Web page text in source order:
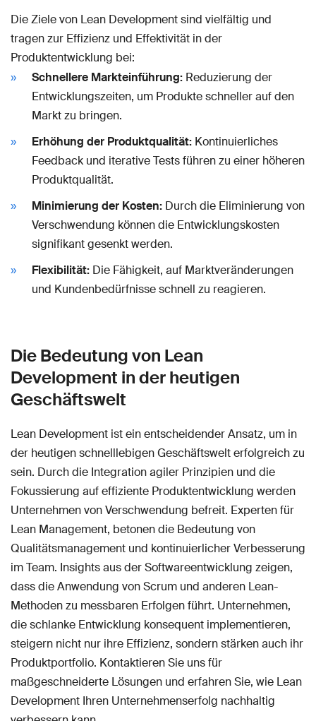
Die Ziele von Lean Development sind vielfältig und
tragen zur Effizienz und Effektivität in der
Produktentwicklung bei:
Schnellere Markteinführung: Reduzierung der
Entwicklungszeiten, um Produkte schneller auf den
Markt zu bringen.
Erhöhung der Produktqualität: Kontinuierliches
Feedback und iterative Tests führen zu einer höheren
Produktqualität.
Minimierung der Kosten: Durch die Eliminierung von
Verschwendung können die Entwicklungskosten
signifikant gesenkt werden.
Flexibilität: Die Fähigkeit, auf Marktveränderungen
und Kundenbedürfnisse schnell zu reagieren.
Die Bedeutung von Lean
Development in der heutigen
Geschäftswelt
Lean Development ist ein entscheidender Ansatz, um in
der heutigen schnelllebigen Geschäftswelt erfolgreich zu
sein. Durch die Integration agiler Prinzipien und die
Fokussierung auf effiziente Produktentwicklung werden
Unternehmen von Verschwendung befreit. Experten für
Lean Management, betonen die Bedeutung von
Qualitätsmanagement und kontinuierlicher Verbesserung
im Team. Insights aus der Softwareentwicklung zeigen,
dass die Anwendung von Scrum und anderen Lean-
Methoden zu messbaren Erfolgen führt. Unternehmen,
die schlanke Entwicklung konsequent implementieren,
steigern nicht nur ihre Effizienz, sondern stärken auch ihr
Produktportfolio. Kontaktieren Sie uns für
maßgeschneiderte Lösungen und erfahren Sie, wie Lean
Development Ihren Unternehmenserfolg nachhaltig